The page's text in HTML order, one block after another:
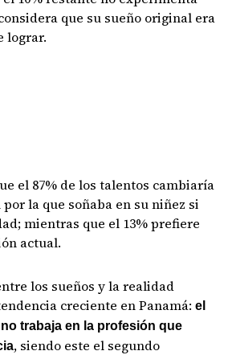
que su sueño original era
lograr.
el 87% de los talentos cambiaría
la que soñaba en su niñez si
mientras que el 13% prefiere
actual.
los sueños y la realidad
creciente en Panamá:el
trabaja en la profesión que
, siendo este el segundo